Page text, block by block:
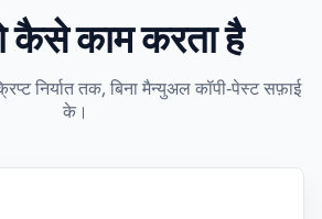
कैसे काम करता है
निर्यात तक, बिना मैन्युअल कॉपी‑पेस्ट सफ़ाई
के।